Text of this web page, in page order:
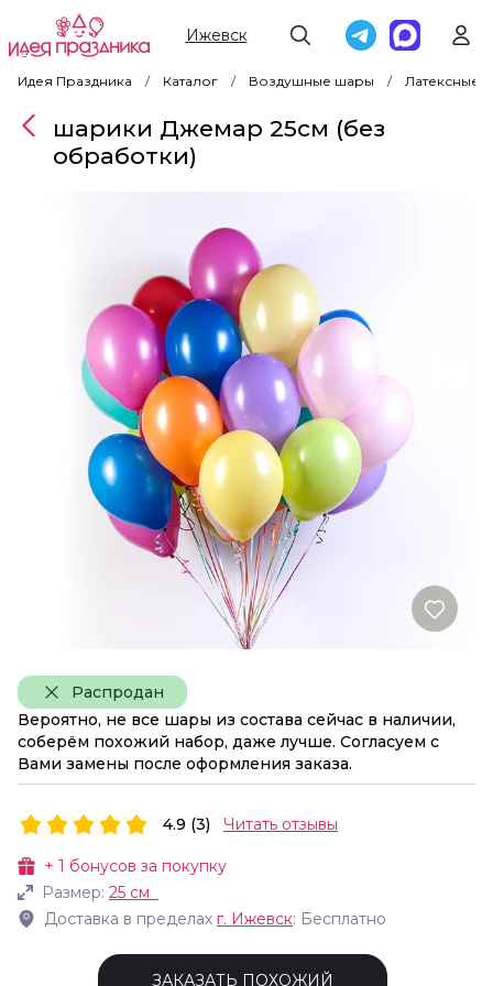
Ижевск
Идея Праздника Каталог Воздушные шары Латексные
Распродан
Вероятно, не все шары из состава сейчас в наличии,
соберём похожий набор, даже лучше. Согласуем с
Вами замены после оформления заказа.
шарики Джемар 25см (без
обработки)
+ 1 бонусов за покупку
Размер: 25 см
Доставка в пределах г. Ижевск: Бесплатно
4.9 (3) Читать отзывы
ЗАКАЗАТЬ ПОХОЖИЙ